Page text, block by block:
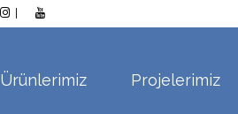
Ürünlerimiz Projelerimiz